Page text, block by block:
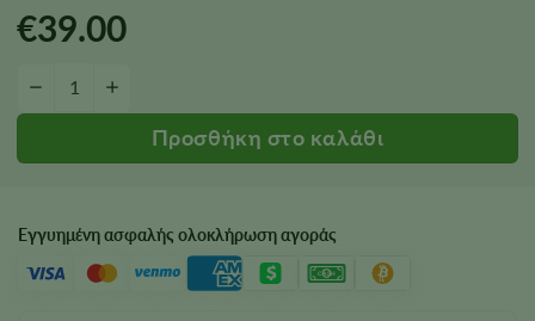
€39.00
−
Εγγυημένη ασφαλής ολοκλήρωση αγοράς